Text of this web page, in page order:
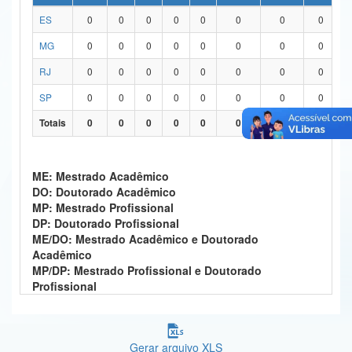
Ministério da Ciência, Tecnologia, Inovações e Comunicações
Ministério do Meio Ambiente
Ministério do Turismo
Ministério do Desenvolvimento Regional
Ministério da Mulher, da Família e dos Direitos Humanos
Secretaria-Geral
Secretaria de Governo
Gabinete de Segurança Institucional
ES
0 0 0 0 0 0 0 0
MG
0 0 0 0 0 0 0 0
RJ
0 0 0 0 0 0 0 0
SP
0 0 0 0 0 0 0 0
Totais
0 0 0 0 0 0 0 0
ME: Mestrado Acadêmico
DO: Doutorado Acadêmico
MP: Mestrado Profissional
DP: Doutorado Profissional
ME/DO: Mestrado Acadêmico e Doutorado
Acadêmico
MP/DP: Mestrado Profissional e Doutorado
Profissional
Gerar arquivo XLS